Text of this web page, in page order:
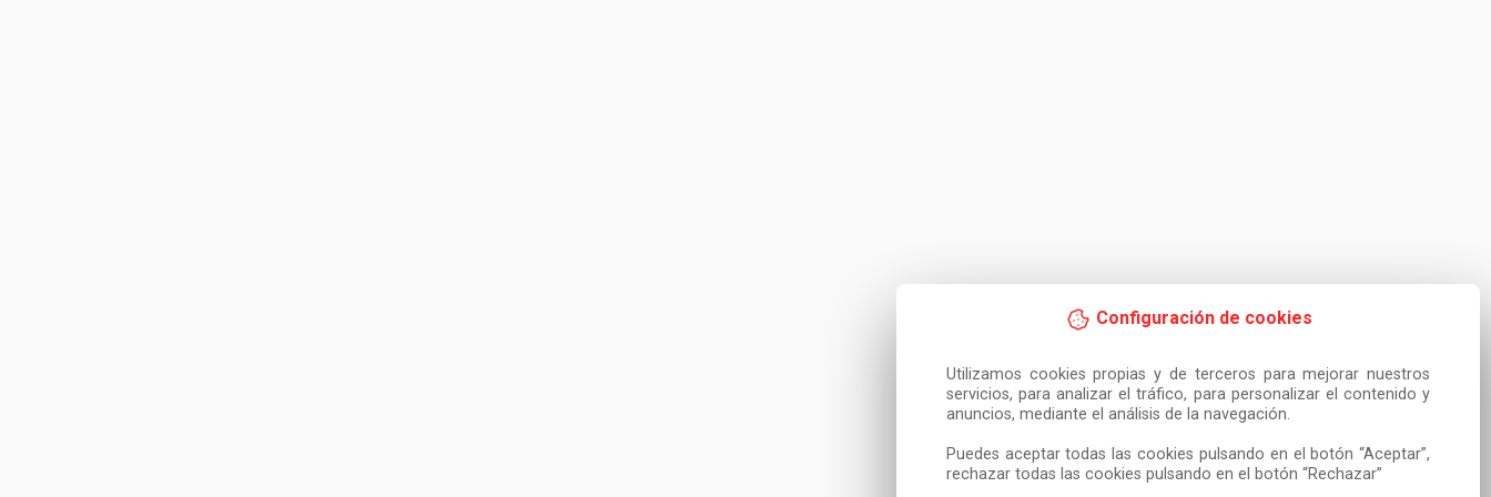
Configuración de cookies
Utilizamos cookies propias y de terceros para mejorar nuestros
servicios, para analizar el tráfico, para personalizar el contenido y
anuncios, mediante el análisis de la navegación.
Puedes aceptar todas las cookies pulsando en el botón “Aceptar”,
rechazar todas las cookies pulsando en el botón “Rechazar”